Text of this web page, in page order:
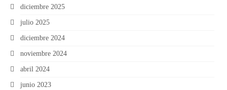
diciembre 2025
julio 2025
diciembre 2024
noviembre 2024
abril 2024
junio 2023